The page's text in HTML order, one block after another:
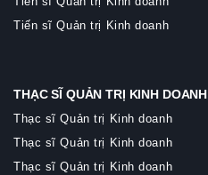
Tiến sĩ Quản trị Kinh doanh
THẠC SĨ QUẢN TRỊ KINH DOANH
Thạc sĩ Quản trị Kinh doanh
Thạc sĩ Quản trị Kinh doanh
Thạc sĩ Quản trị Kinh doanh